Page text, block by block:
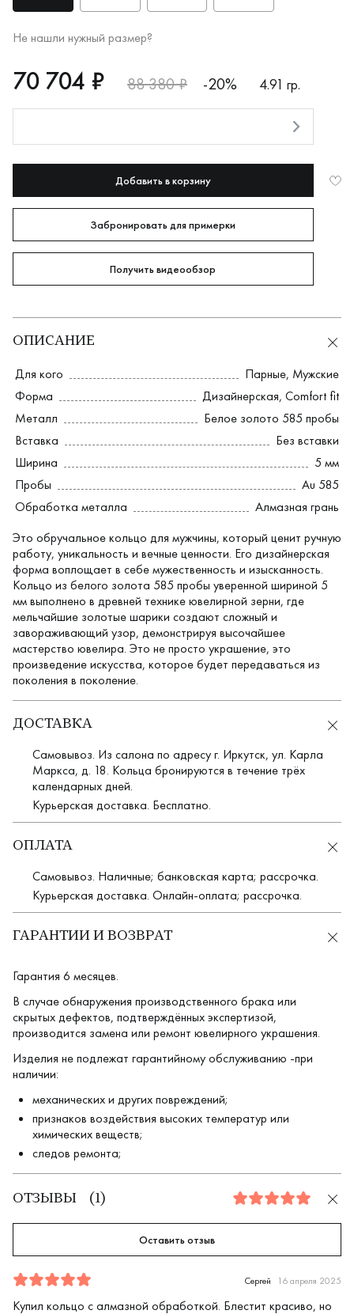
Не нашли нужный размер?
RUB
70704
70 704 ₽ 88 380 ₽ -20%
4.91 гр.
Добавить в корзину
Забронировать для примерки
Получить видеообзор
ОПИСАНИЕ
Для кого Парные, Мужские
Форма
Дизайнерская, Comfort fit
Металл
Белое золото 585 пробы
Вставка
Без вставки
Ширина
5 мм
Пробы
Au 585
Обработка металла
Алмазная грань
Это обручальное кольцо для мужчины, который ценит ручную
работу, уникальность и вечные ценности. Его дизайнерская
форма воплощает в себе мужественность и изысканность.
Кольцо из белого золота 585 пробы уверенной шириной 5
мм выполнено в древней технике ювелирной зерни, где
мельчайшие золотые шарики создают сложный и
завораживающий узор, демонстрируя высочайшее
мастерство ювелира. Это не просто украшение, это
произведение искусства, которое будет передаваться из
поколения в поколение.
ДОСТАВКА
Самовывоз. Из салона по адресу г. Иркутск, ул. Карла
Маркса, д. 18. Кольца бронируются в течение трёх
календарных дней.
Курьерская доставка. Бесплатно.
ОПЛАТА
Самовывоз. Наличные; банковская карта; рассрочка.
Курьерская доставка. Онлайн-оплата; рассрочка.
ГАРАНТИИ И ВОЗВРАТ
Гарантия 6 месяцев.
В случае обнаружения производственного брака или
скрытых дефектов, подтверждённых экспертизой,
производится замена или ремонт ювелирного украшения.
Изделия не подлежат гарантийному обслуживанию -при
наличии:
механических и других повреждений;
признаков воздействия высоких температур или
химических веществ;
следов ремонта;
ОТЗЫВЫ ( 1) 5.0
Оставить отзыв
Отзыв
1
5.0
5 Сергей 16 апреля 2025
Купил кольцо с алмазной обработкой. Блестит красиво, но